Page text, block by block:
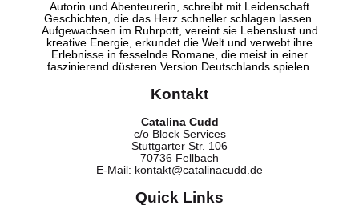
Autorin und Abenteurerin, schreibt mit Leidenschaft
Geschichten, die das Herz schneller schlagen lassen.
Aufgewachsen im Ruhrpott, vereint sie Lebenslust und
kreative Energie, erkundet die Welt und verwebt ihre
Erlebnisse in fesselnde Romane, die meist in einer
faszinierend düsteren Version Deutschlands spielen.
Kontakt
Catalina Cudd
c/o Block Services
Stuttgarter Str. 106
70736 Fellbach
E-Mail: kontakt@catalinacudd.de
Quick Links